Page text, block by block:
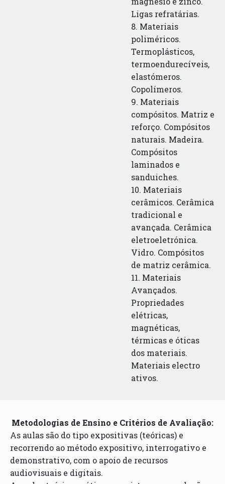
Ligas refratárias.
8. Materiais
poliméricos.
Termoplásticos,
termoendurecíveis,
elastómeros.
Copolímeros.
9. Materiais
compósitos. Matriz e
reforço. Compósitos
naturais. Madeira.
Compósitos
laminados e
sanduiches.
10. Materiais
cerâmicos. Cerâmica
tradicional e
avançada. Cerâmica
eletroeletrónica.
Vidro. Compósitos
de matriz cerâmica.
11. Materiais
Avançados.
Propriedades
elétricas,
magnéticas,
térmicas e óticas
dos materiais.
Materiais electro
ativos.
Metodologias de Ensino e Critérios de Avaliação:
As aulas são do tipo expositivas (teóricas) e
recorrendo ao método expositivo, interrogativo e
demonstrativo, com o apoio de recursos
audiovisuais e digitais.